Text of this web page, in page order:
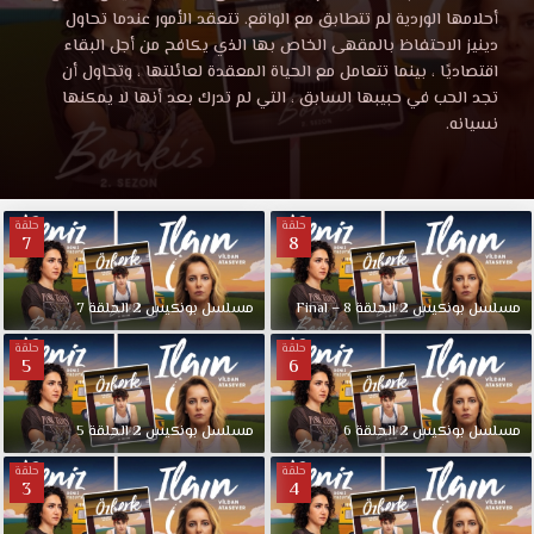
الموسم
2
الثاني
الحلقة
7
مترجمة
قصة
عشق
الموسم
2
الثاني
الحلقة
7
عشق
حصريا
بدون
اعلان
وباكثر
من
جودة
1080p+720p+480p+360p
مسلسل
بونكيس
الموسم
الثاني
الحلقة
أحلامها الوردية لم تتطابق مع الواقع. تتعقد الأمور عندما تحاول
دينيز الاحتفاظ بالمقهى الخاص بها الذي يكافح من أجل البقاء
اقتصاديًا ، بينما تتعامل مع الحياة المعقدة لعائلتها ، وتحاول أن
تجد الحب في حبيبها السابق ، التي لم تدرك بعد أنها لا يمكنها
نسيانه.
حلقة
8
مسلسلبونكيس2الحلقة 8
–
Final
حلقة
7
مسلسلبونكيس2الحلقة7
حلقة
6
مسلسلبونكيس2الحلقة 6
حلقة
5
مسلسلبونكيس2الحلقة 5
حلقة
4
حلقة
3